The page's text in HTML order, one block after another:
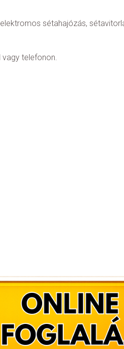
sétahajózás,
telefonon.